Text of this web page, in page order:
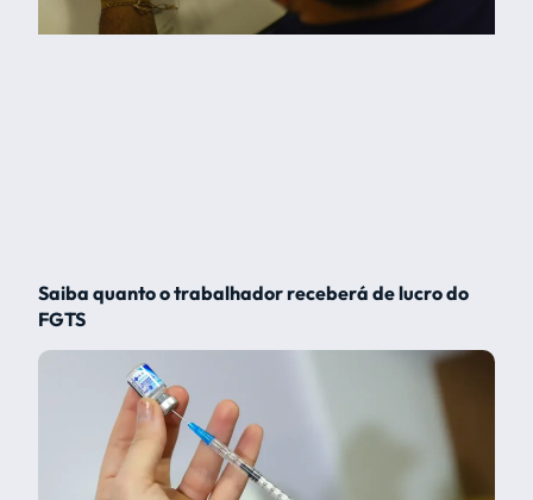
Saiba quanto o trabalhador receberá de lucro do
FGTS